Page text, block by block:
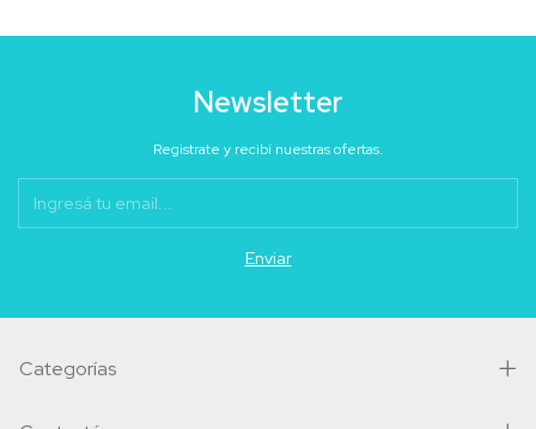
Newsletter
Registrate y recibí nuestras ofertas.
Categorías